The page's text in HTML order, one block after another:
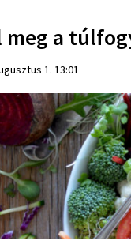
meg a
1. 13:01